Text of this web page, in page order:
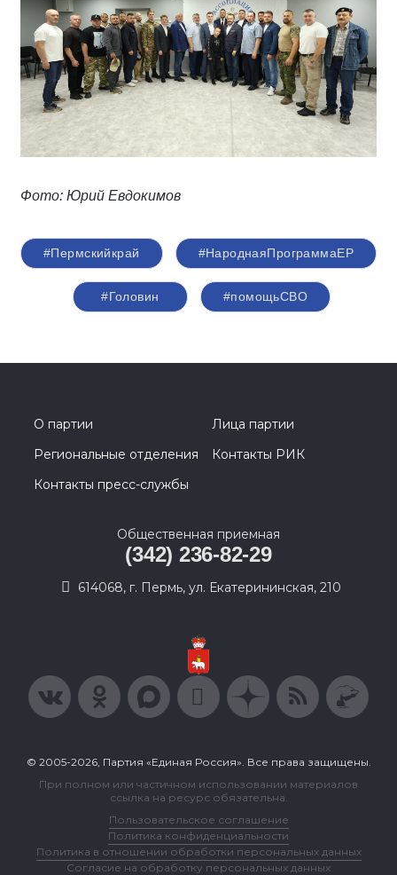
Фото: Юрий Евдокимов
#Пермскийкрай #НароднаяПрограммаЕР
#Головин #помощьСВО
О партии
Лица партии
Региональные отделения
Контакты РИК
Контакты пресс-службы
Общественная приемная
(342) 236-82-29
614068, г. Пермь, ул. Екатерининская, 210
© 2005-2026, Партия «Единая Россия». Все права защищены.
При полном или частичном использовании материалов
ссылка на ресурс обязательна.
Пользовательское соглашение
Политика конфиденциальности
Политика в отношении обработки персональных данных
Согласие на обработку персональных данных